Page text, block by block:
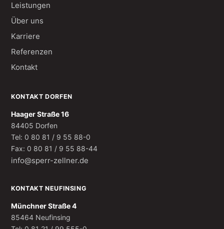
Leistungen
Über uns
Karriere
Referenzen
Kontakt
KONTAKT DORFEN
Haager Straße 16
84405 Dorfen
Tel: 0 80 81 / 9 55 88-0
Fax: 0 80 81 / 9 55 88-44
info@sperr-zellner.de
KONTAKT NEUFINSING
Münchner Straße 4
85464 Neufinsing